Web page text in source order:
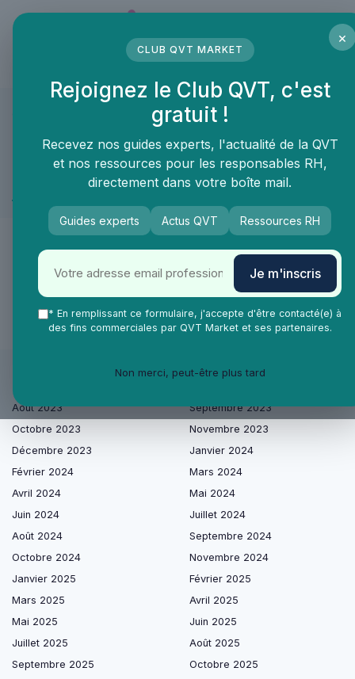
Prévention sante et bien-être
Prévention sante et bien-être ≫ Prévention RPS et
Formation RPS et TMS
🙌
De nouveaux produits & services arrivent
très vite dans la catégorie Formation RPS et
TMS !
Les articles par date
Août 2023
Septembre 2023
Octobre 2023
Novembre 2023
Décembre 2023
Janvier 2024
Février 2024
Mars 2024
Avril 2024
Mai 2024
Juin 2024
Juillet 2024
Août 2024
Septembre 2024
Octobre 2024
Novembre 2024
Janvier 2025
Février 2025
Mars 2025
Avril 2025
Mai 2025
Juin 2025
Juillet 2025
Août 2025
Septembre 2025
Octobre 2025
×
CLUB QVT MARKET
Rejoignez le Club QVT, c'est
gratuit !
Recevez nos guides experts, l'actualité de la QVT
et nos ressources pour les responsables RH,
directement dans votre boîte mail.
Guides experts Actus QVT Ressources RH
Je m'inscris
* En remplissant ce formulaire, j'accepte d'être contacté(e) à
des fins commerciales par QVT Market et ses partenaires.
Non merci, peut-être plus tard
Panneau de gestion des cookies